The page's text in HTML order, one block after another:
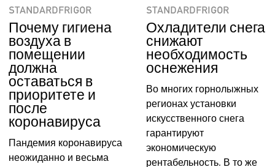
STANDARDFRIGOR
Почему гигиена
воздуха в
помещении
должна
оставаться в
приоритете и
после
коронавируса
Пандемия коронавируса
неожиданно и весьма
STANDARDFRIGOR
Охладители снега
снижают
необходимость
оснежения
Во многих горнолыжных
регионах установки
искусственного снега
гарантируют
экономическую
рентабельность. В то же